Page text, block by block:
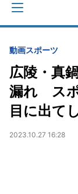
動画スポーツ
広陵・真
漏れ スポ
目に出て
2023.10.27 16:28